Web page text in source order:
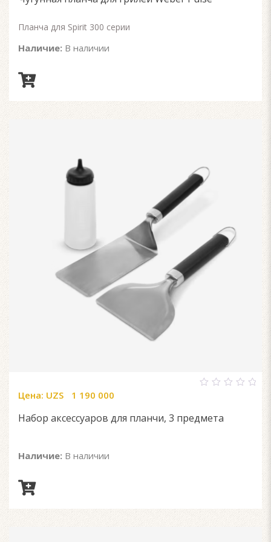
Планча для Spirit 300 серии
Наличие: В наличии
5
Цена: UZS 1 190 000
Набор аксессуаров для планчи, 3 предмета
Наличие: В наличии